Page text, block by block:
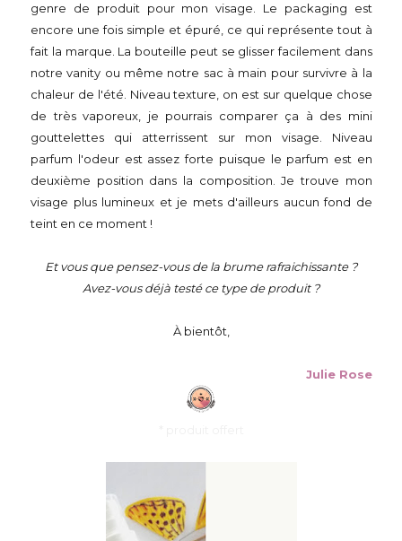
genre de produit pour mon visage. Le packaging est
encore une fois simple et épuré, ce qui représente tout à
fait la marque. La bouteille peut se glisser facilement dans
notre vanity ou même notre sac à main pour survivre à la
chaleur de l'été. Niveau texture, on est sur quelque chose
de très vaporeux, je pourrais comparer ça à des mini
gouttelettes qui atterrissent sur mon visage. Niveau
parfum l'odeur est assez forte puisque le parfum est en
deuxième position dans la composition. Je trouve mon
visage plus lumineux et je mets d'ailleurs aucun fond de
teint en ce moment !
Et vous que pensez-vous de la brume rafraichissante ?
Avez-vous déjà testé ce type de produit ?
À bientôt,
Julie Rose